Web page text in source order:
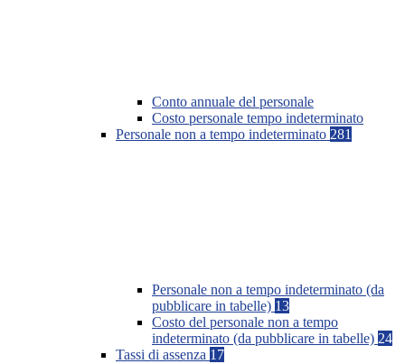
Conto annuale del personale
Costo personale tempo indeterminato
Personale non a tempo indeterminato 281
Personale non a tempo indeterminato (da
pubblicare in tabelle) 13
Costo del personale non a tempo
indeterminato (da pubblicare in tabelle) 24
Tassi di assenza 17